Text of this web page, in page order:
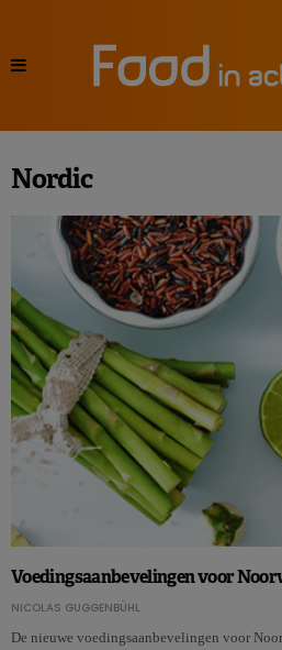
Nordic
Voedingsaanbevelingen voor
NICOLAS GUGGENBÜHL
De nieuwe voedingsaanbevelingen voor